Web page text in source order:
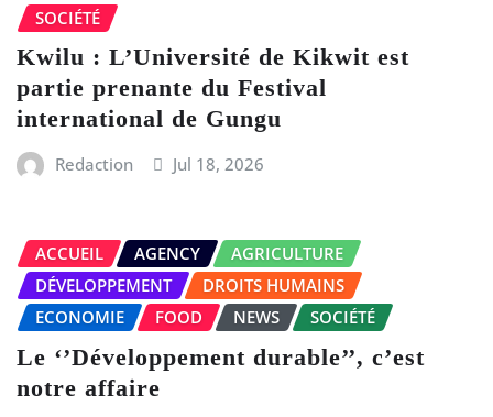
SOCIÉTÉ
Kwilu : L’Université de Kikwit est
partie prenante du Festival
international de Gungu
Redaction Jul 18, 2026
ACCUEIL AGENCY
AGRICULTURE
DÉVELOPPEMENT
DROITS HUMAINS
ECONOMIE
FOOD NEWS SOCIÉTÉ
Le ‘’Développement durable’’, c’est
notre affaire